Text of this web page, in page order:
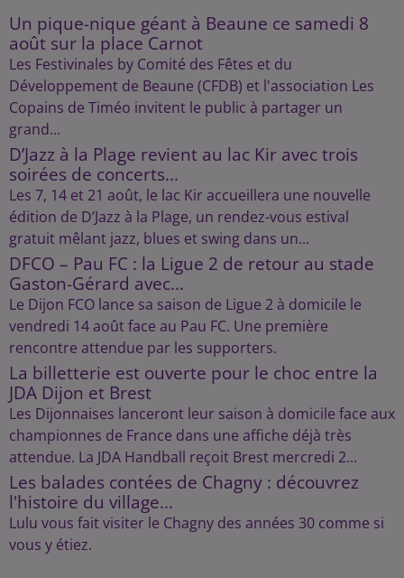
Un pique-nique géant à Beaune ce samedi 8
août sur la place Carnot
Les Festivinales by Comité des Fêtes et du
Développement de Beaune (CFDB) et l'association Les
Copains de Timéo invitent le public à partager un
grand...
D’Jazz à la Plage revient au lac Kir avec trois
soirées de concerts...
Les 7, 14 et 21 août, le lac Kir accueillera une nouvelle
édition de D’Jazz à la Plage, un rendez-vous estival
gratuit mêlant jazz, blues et swing dans un...
DFCO – Pau FC : la Ligue 2 de retour au stade
Gaston-Gérard avec...
Le Dijon FCO lance sa saison de Ligue 2 à domicile le
vendredi 14 août face au Pau FC. Une première
rencontre attendue par les supporters.
La billetterie est ouverte pour le choc entre la
JDA Dijon et Brest
Les Dijonnaises lanceront leur saison à domicile face aux
championnes de France dans une affiche déjà très
attendue. La JDA Handball reçoit Brest mercredi 2...
Les balades contées de Chagny : découvrez
l'histoire du village...
Lulu vous fait visiter le Chagny des années 30 comme si
vous y étiez.